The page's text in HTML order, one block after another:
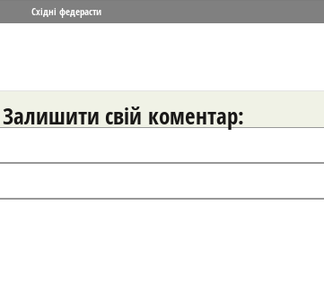
Східні федерасти
Залишити свій коментар: